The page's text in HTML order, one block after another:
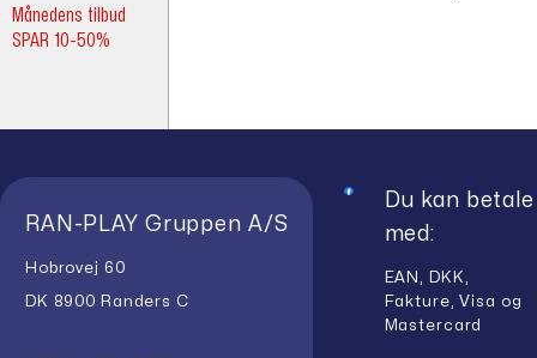
Månedens tilbud
SPAR 10-50%
RAN-PLAY Gruppen A/S
Hobrovej 60
DK 8900 Randers C
Du kan betale
med:
EAN, DKK,
Fakture, Visa og
Mastercard